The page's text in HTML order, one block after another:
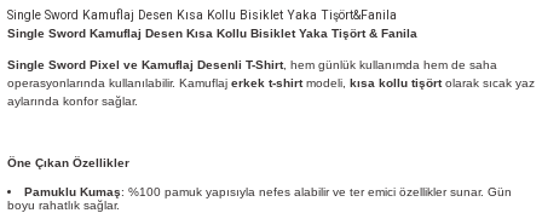
Single Sword Kamuflaj Desen Kısa Kollu Bisiklet Yaka Tişört&Fanila
Single Sword Kamuflaj Desen Kısa Kollu Bisiklet Yaka Tişört & Fanila
Single Sword Pixel ve Kamuflaj Desenli T-Shirt, hem günlük kullanımda hem de saha
operasyonlarında kullanılabilir. Kamuflaj erkek t-shirtmodeli, kısa kollu tişörtolarak sıcak yaz
aylarında konfor sağlar.
Öne Çıkan Özellikler
Pamuklu Kumaş: %100 pamuk yapısıyla nefes alabilir ve ter emici özellikler sunar. Gün
boyu rahatlık sağlar.